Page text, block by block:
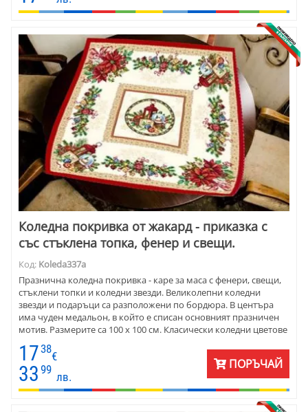
Коледна покривка от жакард - приказка с
със стъклена топка, фенер и свещи.
Код: Koleda337a
Празнична коледна покривка - каре за маса с фенери, свещи,
стъклени топки и коледни звезди. Великолепни коледни
звезди и подаръци са разположени по бордюра. В центъра
има чуден медальон, в който е списан основният празничен
мотив. Размерите са 100 х 100 см. Класически коледни цветове
и фигури - червено, зелено, екрю и златисто. Карето е много
подходящ подарък за Коледа и чудесна коледна украса.
17 38
€
33 99
лв.
ПОРЪЧАЙ